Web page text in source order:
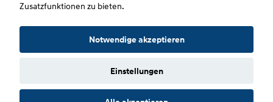
Copyright © 2026. Autohaus Scherhag
Datenschutz Impressum
Zusatzfunktionen zu bieten.
Notwendige akzeptieren
Einstellungen